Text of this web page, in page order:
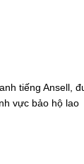
tiếng Ansell,
vực bảo hộ lao